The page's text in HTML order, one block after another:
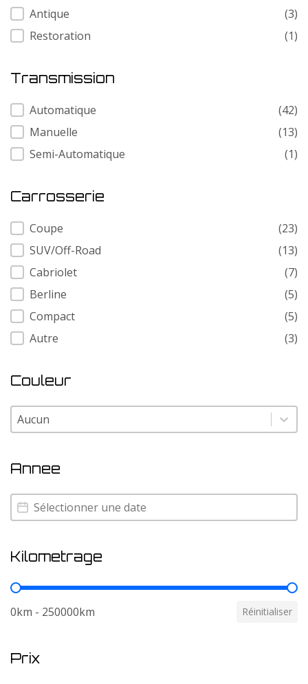
Antique
(3)
Restoration
(1)
Transmission
Transmission
Automatique
(42)
Manuelle
(13)
Semi-Automatique
(1)
Carrosserie
Carrosserie
Coupe
(23)
SUV/Off-Road
(13)
Cabriolet
(7)
Berline
(5)
Compact
(5)
Autre
(3)
Couleur
Couleur
Couleur
Annee
Annee
Annee
Kilometrage
Kilometrage
0km - 250000km Réinitialiser
Prix